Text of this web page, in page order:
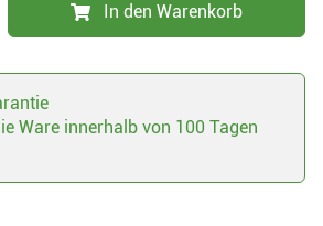
In den Warenkorb
Ware innerhalb von 100 Tagen